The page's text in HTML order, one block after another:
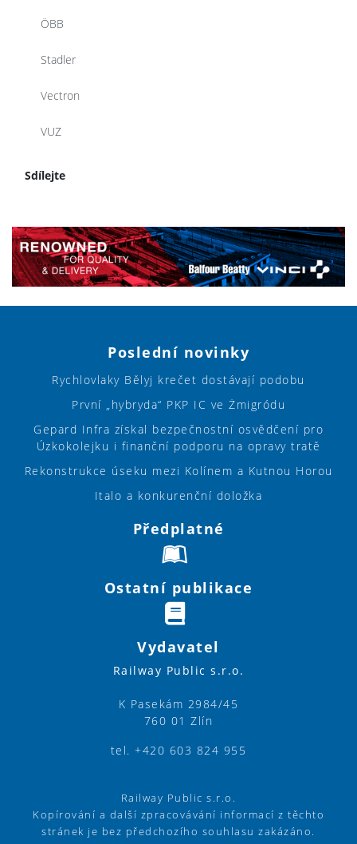
ÖBB
Stadler
Vectron
VUZ
Sdílejte
Poslední novinky
Rychlovlaky Bělyj krečet dostávají podobu
První „hybryda“ PKP IC ve Żmigródu
Gepard Infra získal bezpečnostní osvědčení pro
Úzkokolejku i finanční podporu na opravy tratě
Rekonstrukce úseku mezi Kolínem a Kutnou Horou
Italo a konkurenční doložka
Předplatné
Ostatní publikace
Vydavatel
Railway Public s.r.o.
K Pasekám 2984/45
760 01 Zlín
tel. +420 603 824 955
Railway Public s.r.o.
Kopírování a další zpracovávání informací z těchto
stránek je bez předchozího souhlasu zakázáno.